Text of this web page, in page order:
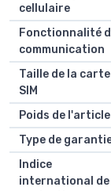
cellulaire
Fonctionnalité
communication
Taille de la carte
SIM
Poids de l'article
Type de
Indice
international de